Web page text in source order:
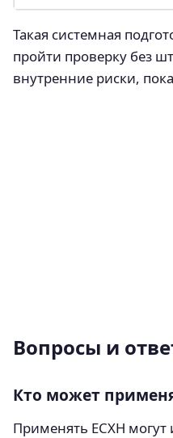
Такая системная
пройти проверку без
внутренние риски,
Вопросы и
Кто может
Применять ЕСХН